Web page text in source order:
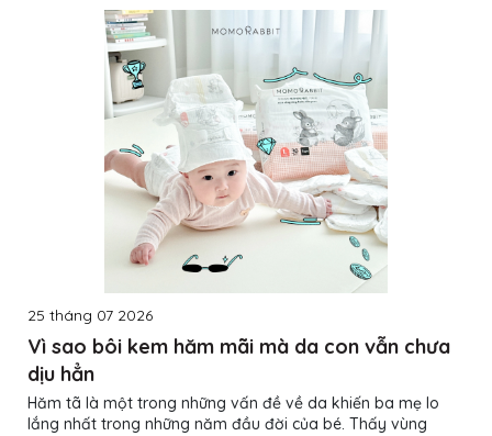
25 tháng 07 2026
Vì sao bôi kem hăm mãi mà da con vẫn chưa
dịu hẳn
Hăm tã là một trong những vấn đề về da khiến ba mẹ lo
lắng nhất trong những năm đầu đời của bé. Thấy vùng